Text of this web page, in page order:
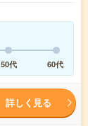
50代 60代
詳しく見る